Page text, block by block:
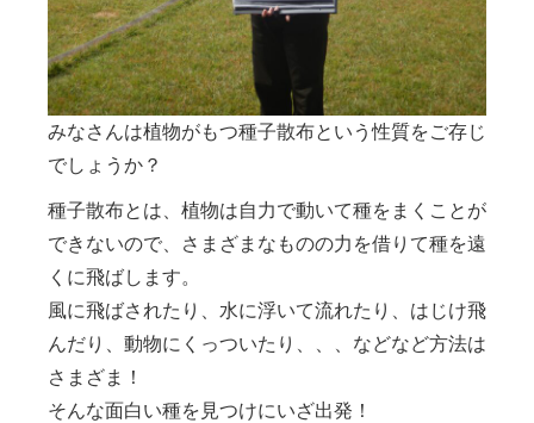
みなさんは植物がもつ種子散布という性質をご存じ
でしょうか？
種子散布とは、植物は自力で動いて種をまくことが
できないので、さまざまなものの力を借りて種を遠
くに飛ばします。
風に飛ばされたり、水に浮いて流れたり、はじけ飛
んだり、動物にくっついたり、、、などなど方法は
さまざま！
そんな面白い種を見つけにいざ出発！